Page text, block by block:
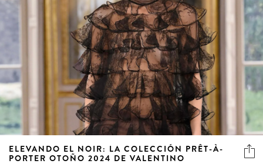
ELEVANDO EL NOIR: LA COLECCIÓN PRÊT-À-
PORTER OTOÑO 2024 DE VALENTINO
La colección de otoño de Valentino se destacó por su